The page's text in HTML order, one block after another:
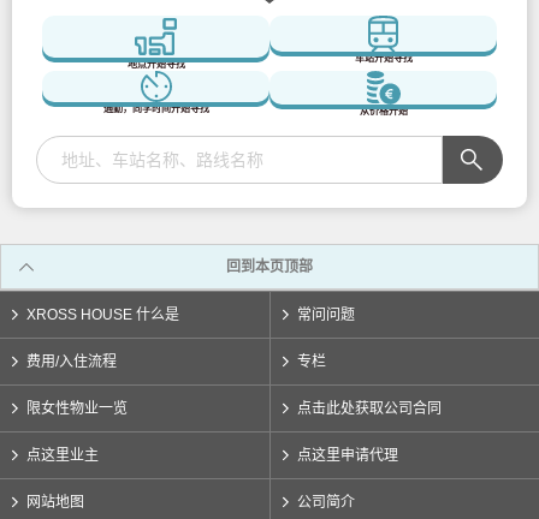
地点开始寻找
车站开始寻找
通勤，同学时间开始寻找 从价格开始
回到本页顶部
XROSS HOUSE 什么是 常问问题
费用/入住流程 专栏
限女性物业一览 点击此处获取公司合同
点这里业主 点这里申请代理
网站地图 公司简介